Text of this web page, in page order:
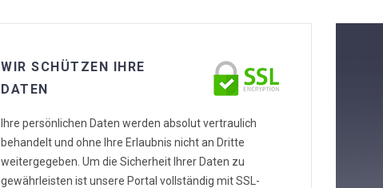
WIR SCHÜTZEN IHRE
DATEN
Ihre persönlichen Daten werden absolut vertraulich
behandelt und ohne Ihre Erlaubnis nicht an Dritte
weitergegeben. Um die Sicherheit Ihrer Daten zu
gewährleisten ist unsere Portal vollständig mit SSL-